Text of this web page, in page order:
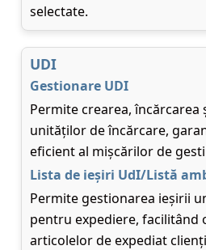
selectate.
UDI
Gestionare UDI
Permite crearea, încărcarea
unităților de încărcare,
eficient al mișcărilor de
Lista de ieșiri UdI/Listă
Permite gestionarea ieșirii
pentru expediere, facilitând
articolelor de expediat